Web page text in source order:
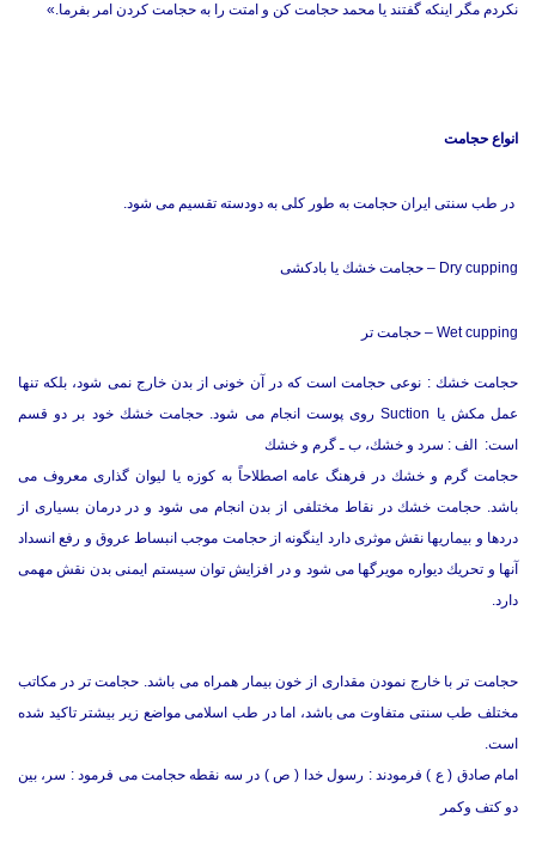
نکردم مگر اینکه گفتند یا محمد حجامت کن و امتت را به حجامت کردن امر بفرما.»
انواع حجامت
در طب سنتی ایران حجامت به طور كلی به دودسته تقسیم می شود.
Dry cupping – حجامت خشك یا بادكشی
Wet cupping – حجامت تر
حجامت خشك : نوعی حجامت است كه در آن خونی از بدن خارج نمی شود، بلكه تنها
عمل مكش یا Suction روی پوست انجام می شود. حجامت خشك خود بر دو قسم
است: الف : سرد و خشك، ب ـ گرم و خشك
حجامت گرم و خشك در فرهنگ عامه اصطلاحاً به كوزه یا لیوان گذاری معروف می
باشد. حجامت خشك در نقاط مختلفی از بدن انجام می شود و در درمان بسیاری از
دردها و بیماریها نقش موثری دارد اینگونه از حجامت موجب انبساط عروق و رفع انسداد
آنها و تحریك دیواره مویرگها می شود و در افزایش توان سیستم ایمنی بدن نقش مهمی
دارد.
حجامت تر با خارج نمودن مقداری از خون بیمار همراه می باشد. حجامت تر در مكاتب
مختلف طب سنتی متفاوت می باشد، اما در طب اسلامی مواضع زیر بیشتر تاكید شده
است.
امام صادق ( ع ) فرمودند : رسول خدا ( ص ) در سه نقطه حجامت می فرمود : سر، بین
دو كتف وكمر